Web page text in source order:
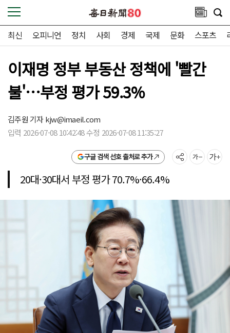
최신 오피니언 정치 사회 경제 국제 문화 스포츠
이재명 정부 부동산 정책에 '빨간
불'…부정 평가 59.3%
김주원 기자kjw@imaeil.com
입력 2026-07-08 10:42:48 수정 2026-07-08 11:35:27
구글 검색 선호 출처로 추가
20대·30대서 부정 평가 70.7%·66.4%